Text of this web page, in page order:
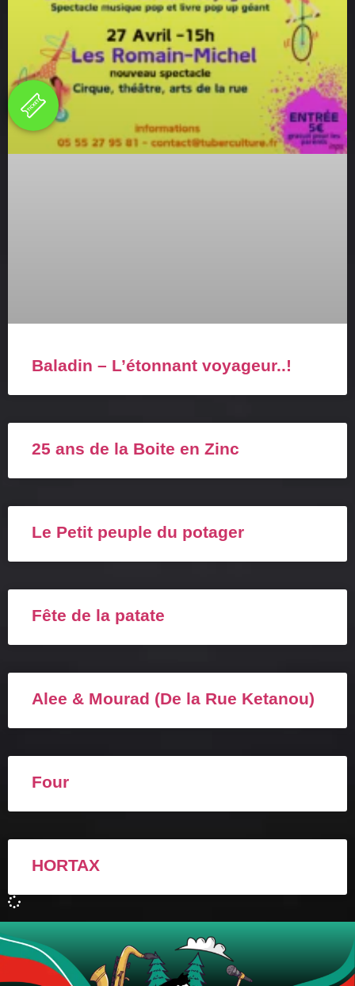
Baladin – L’étonnant voyageur..!
25 ans de la Boite en Zinc
Le Petit peuple du potager
Fête de la patate
Alee & Mourad (De la Rue Ketanou)
Four
HORTAX